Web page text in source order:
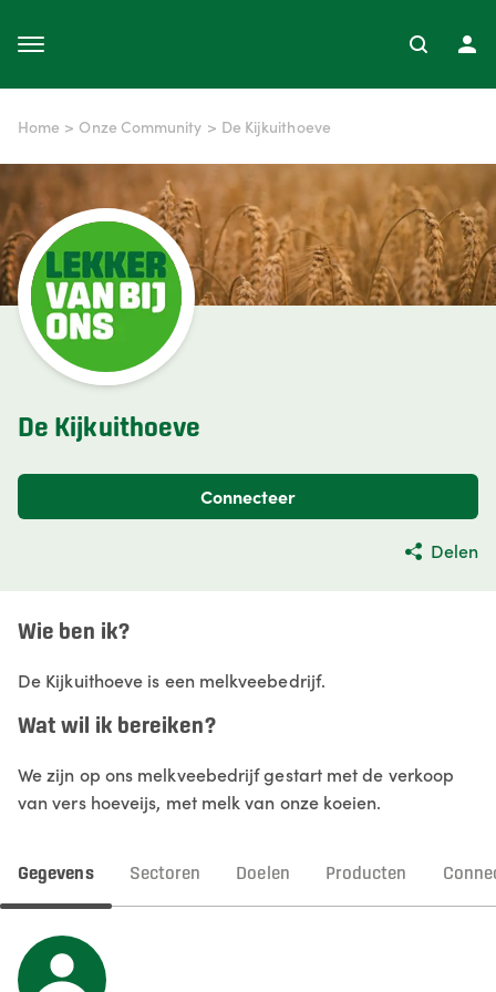
Home > Onze Community > De Kijkuithoeve
De Kijkuithoeve
Connecteer
Delen
Wie ben ik?
De Kijkuithoeve is een melkveebedrijf.
Wat wil ik bereiken?
We zijn op ons melkveebedrijf gestart met de verkoop
van vers hoeveijs, met melk van onze koeien.
Gegevens Sectoren Doelen Producten